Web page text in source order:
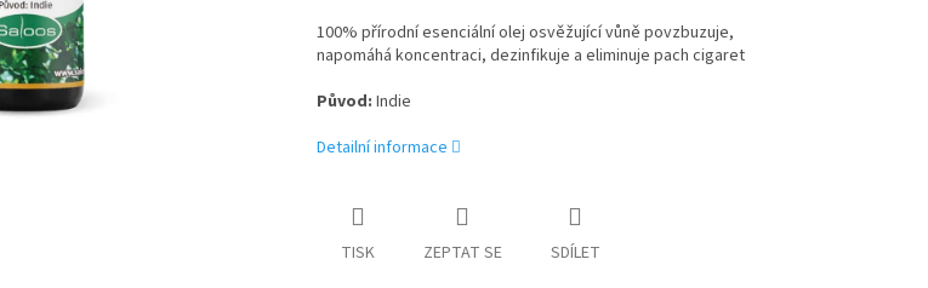
100% přírodní esenciální olej osvěžující vůně povzbuzuje,
napomáhá koncentraci, dezinfikuje a eliminuje pach cigaret
Původ: Indie
Detailní informace
TISK ZEPTAT SE SDÍLET